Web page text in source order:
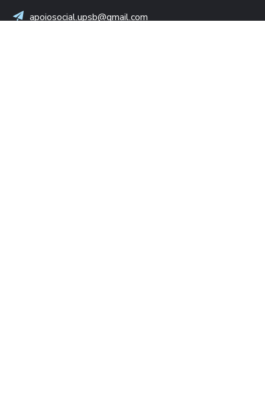
apoiosocial.upsb@gmail.com